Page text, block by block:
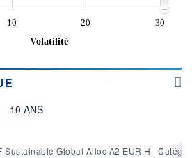
10 20
30
Volatilité
10 ANS
Sustainable Global Alloc A2 EUR H